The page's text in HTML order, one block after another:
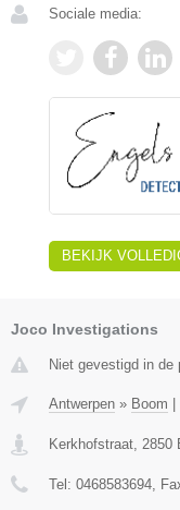
Sociale media:
BEKIJK
Joco Investigations
Niet gevestigd in de
Antwerpen » Boom
Kerkhofstraat, 2850
Tel: 0468583694,